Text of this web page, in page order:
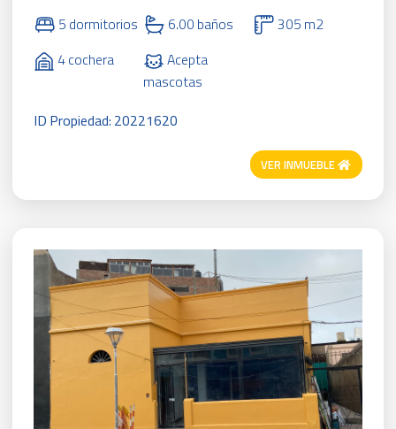
5 dormitorios 6.00 baños
305 m2
4 cochera
Acepta
mascotas
ID Propiedad: 20221620
VER INMUEBLE